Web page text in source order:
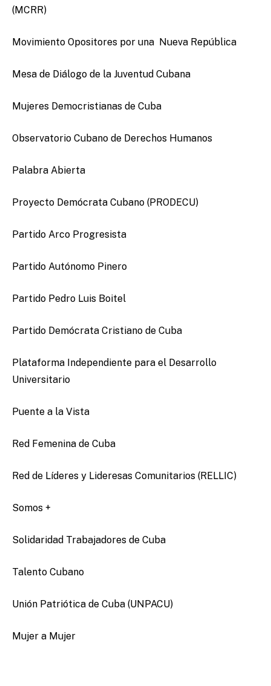
(MCRR)
Movimiento Opositores por una Nueva República
Mesa de Diálogo de la Juventud Cubana
Mujeres Democristianas de Cuba
Observatorio Cubano de Derechos Humanos
Palabra Abierta
Proyecto Demócrata Cubano (PRODECU)
Partido Arco Progresista
Partido Autónomo Pinero
Partido Pedro Luis Boitel
Partido Demócrata Cristiano de Cuba
Plataforma Independiente para el Desarrollo
Universitario
Puente a la Vista
Red Femenina de Cuba
Red de Líderes y Lideresas Comunitarios (RELLIC)
Somos +
Solidaridad Trabajadores de Cuba
Talento Cubano
Unión Patriótica de Cuba (UNPACU)
Mujer a Mujer